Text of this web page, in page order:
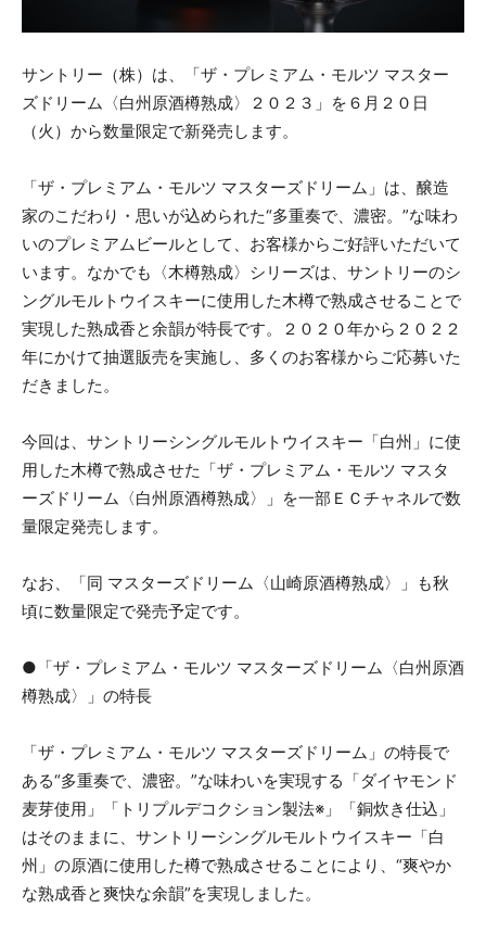
サントリー（株）は、「ザ・プレミアム・モルツ マスター
ズドリーム〈白州原酒樽熟成〉２０２３」を６月２０日
（火）から数量限定で新発売します。
「ザ・プレミアム・モルツ マスターズドリーム」は、醸造
家のこだわり・思いが込められた“多重奏で、濃密。”な味わ
いのプレミアムビールとして、お客様からご好評いただいて
います。なかでも〈木樽熟成〉シリーズは、サントリーのシ
ングルモルトウイスキーに使用した木樽で熟成させることで
実現した熟成香と余韻が特長です。２０２０年から２０２２
年にかけて抽選販売を実施し、多くのお客様からご応募いた
だきました。
今回は、サントリーシングルモルトウイスキー「白州」に使
用した木樽で熟成させた「ザ・プレミアム・モルツ マスタ
ーズドリーム〈白州原酒樽熟成〉」を一部ＥＣチャネルで数
量限定発売します。
なお、「同 マスターズドリーム〈山崎原酒樽熟成〉」も秋
頃に数量限定で発売予定です。
●「ザ・プレミアム・モルツ マスターズドリーム〈白州原酒
樽熟成〉」の特長
「ザ・プレミアム・モルツ マスターズドリーム」の特長で
ある“多重奏で、濃密。”な味わいを実現する「ダイヤモンド
麦芽使用」「トリプルデコクション製法※」「銅炊き仕込」
はそのままに、サントリーシングルモルトウイスキー「白
州」の原酒に使用した樽で熟成させることにより、“爽やか
な熟成香と爽快な余韻”を実現しました。